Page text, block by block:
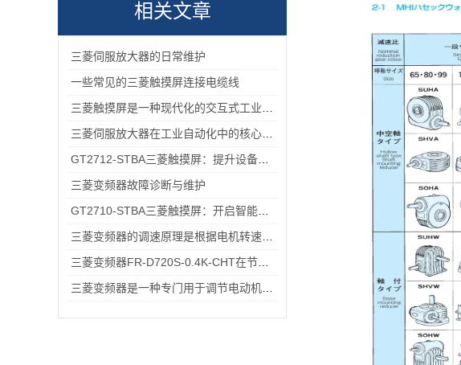
相关文章
三菱伺服放大器的日常维护
一些常见的三菱触摸屏连接电缆线
三菱变频器故障诊断与维护